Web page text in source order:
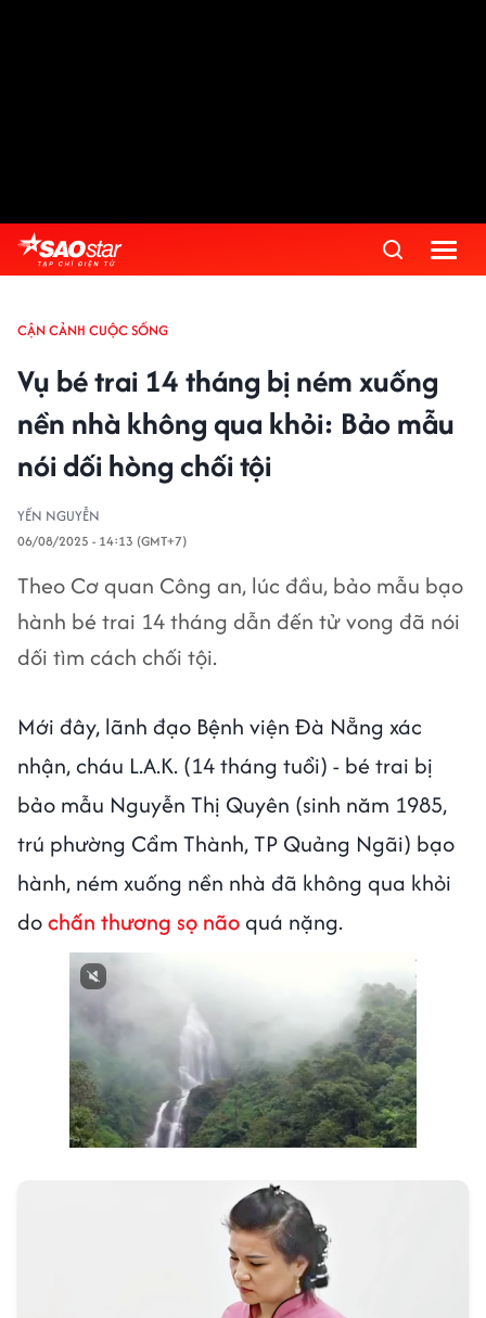
CẬN CẢNH CUỘC SỐNG
Vụ bé trai 14 tháng bị ném xuống
nền nhà không qua khỏi: Bảo mẫu
nói dối hòng chối tội
YẾN NGUYỄN
06/08/2025 - 14:13 (GMT+7)
Theo Cơ quan Công an, lúc đầu, bảo mẫu bạo
hành bé trai 14 tháng dẫn đến tử vong đã nói
dối tìm cách chối tội.
Mới đây, lãnh đạo Bệnh viện Đà Nẵng xác
nhận, cháu L.A.K. (14 tháng tuổi) - bé trai bị
bảo mẫu Nguyễn Thị Quyên (sinh năm 1985,
trú phường Cẩm Thành, TP Quảng Ngãi) bạo
hành, ném xuống nền nhà đã không qua khỏi
dochấn thương sọ nãoquá nặng.
Next video in 3 Cancel